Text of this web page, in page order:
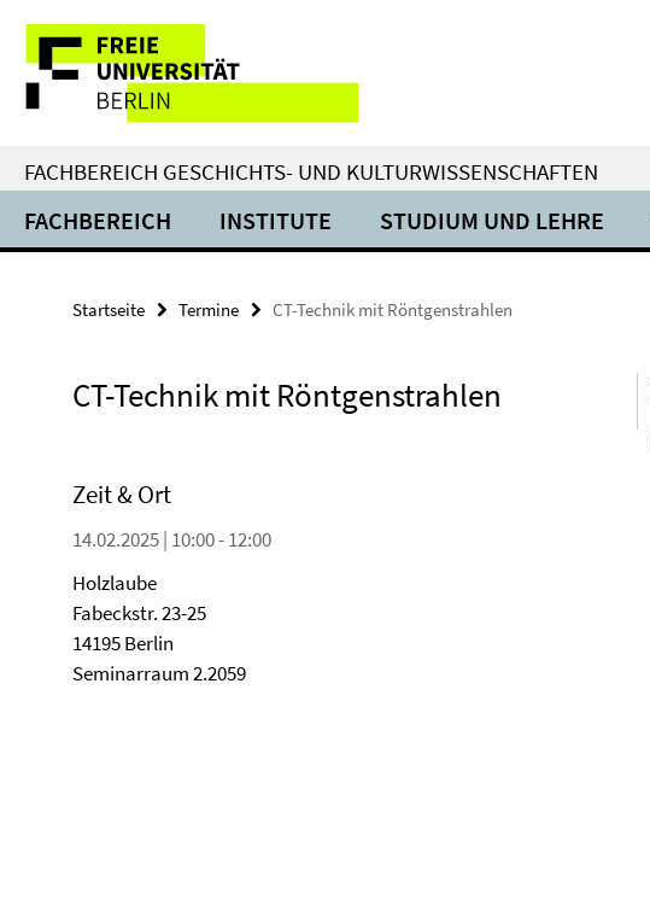
direkt
Inhalt
Service-
Navigation
FACHBEREICH GESCHICHTS- UND KULTURWISSENSCHAFTEN
FACHBEREICH INSTITUTE STUDIUM UND LEHRE
Startseite Termine CT-Technik mit Röntgenstrahlen
CT-Technik mit Röntgenstrahlen
Zeit & Ort
14.02.2025 | 10:00 - 12:00
Holzlaube
Fabeckstr. 23-25
14195 Berlin
Seminarraum 2.2059